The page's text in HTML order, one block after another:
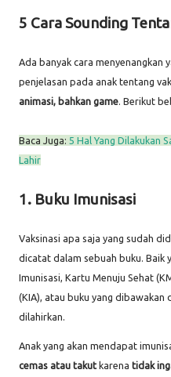
5 Cara Sounding
Ada banyak cara menyenangkan
penjelasan pada anak tentang
animasi, bahkan game . Berikut
Baca Juga: 5 Hal Yang Dilakukan
Lahir
1. Buku Imunisasi
Vaksinasi apa saja yang sudah
dicatat dalam sebuah buku. Baik
Imunisasi, Kartu Menuju Sehat
(KIA), atau buku yang
dilahirkan.
Anak yang akan mendapat
cemas atau takut karena tidak